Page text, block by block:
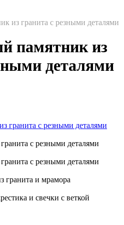
из гранита с резными деталями
памятник из
деталями
с резными деталями
с резными деталями
гранита и мрамора
и свечки с веткой